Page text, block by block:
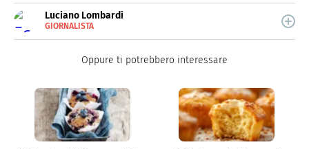
Luciano Lombardi
GIORNALISTA
Giornalista professionista, oggi si occupa
Oppure ti potrebbero interessare